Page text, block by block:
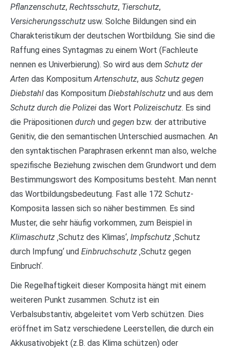
Pflanzenschutz, Rechtsschutz, Tierschutz,
Versicherungsschutz usw. Solche Bildungen sind ein
Charakteristikum der deutschen Wortbildung. Sie sind die
Raffung eines Syntagmas zu einem Wort (Fachleute
nennen es Univerbierung). So wird aus dem Schutz der
Arten das KompositumArtenschutz, aus Schutz gegen
Diebstahl das Kompositum Diebstahlschutz und aus dem
Schutz durch die Polizei das Wort Polizeischutz. Es sind
die Präpositionen durch und gegen bzw. der attributive
Genitiv, die den semantischen Unterschied ausmachen. An
den syntaktischen Paraphrasen erkennt man also, welche
spezifische Beziehung zwischen dem Grundwort und dem
Bestimmungswort des Kompositums besteht. Man nennt
das Wortbildungsbedeutung. Fast alle 172 Schutz-
Komposita lassen sich so näher bestimmen. Es sind
Muster, die sehr häufig vorkommen, zum Beispiel in
Klimaschutz ‚Schutz des Klimas‘, Impfschutz ‚Schutz
durch Impfung‘ und Einbruchschutz ‚Schutz gegen
Einbruch‘.
Die Regelhaftigkeit dieser Komposita hängt mit einem
weiteren Punkt zusammen. Schutz ist ein
Verbalsubstantiv, abgeleitet vom Verb schützen. Dies
eröffnet im Satz verschiedene Leerstellen, die durch ein
Akkusativobjekt (z.B. das Klima schützen) oder